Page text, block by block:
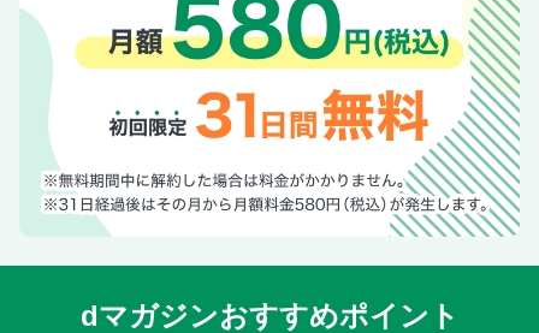
dマガジンおすすめポイント